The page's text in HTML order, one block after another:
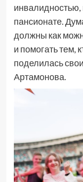
инвалидностью,
пансионате.
должны как
и помогать тем,
поделилась
Артамонова.